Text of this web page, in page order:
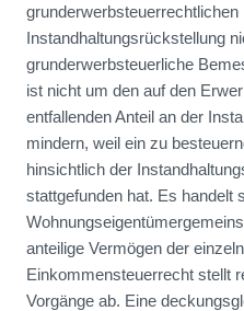
grunderwerbsteuerrechtlichen
Instandhaltungsrückstellung
grunderwerbsteuerliche
ist nicht um den auf den
entfallenden Anteil an der
mindern, weil ein zu
hinsichtlich der
stattgefunden hat. Es handelt
anteilige Vermögen der
Einkommensteuerrecht stellt
Vorgänge ab. Eine